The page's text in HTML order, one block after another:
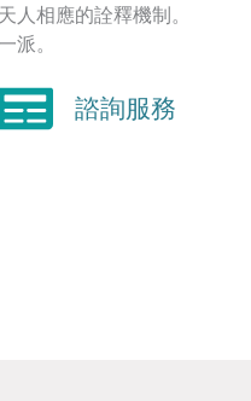
人相應的詮釋機制。
派。
諮詢服務